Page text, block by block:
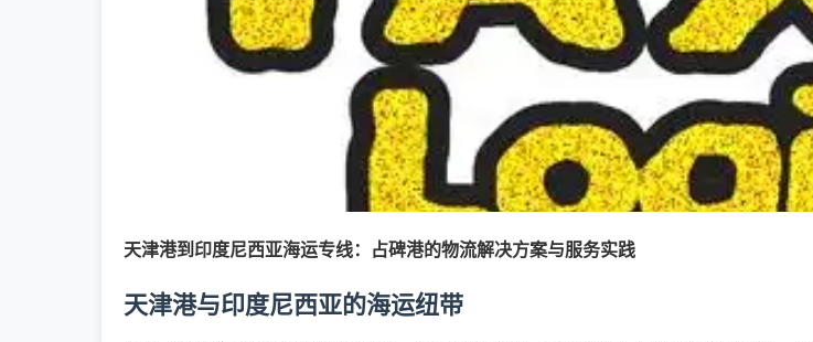
天津港到印度尼西亚海运专线：占碑港的物流解决方案与服务实践
天津港与印度尼西亚的海运纽带